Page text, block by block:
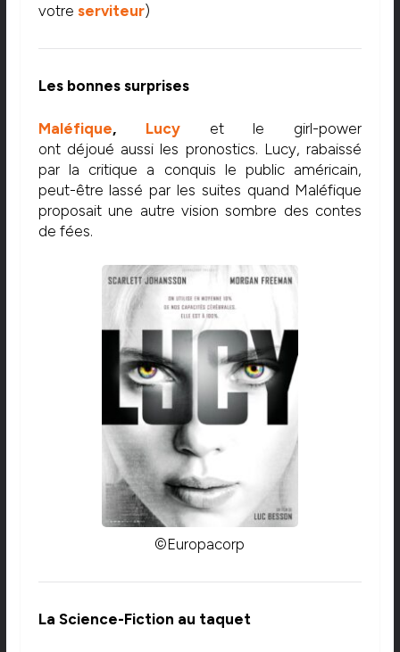
votre serviteur)
Les bonnes surprises
Maléfique, Lucy
et le girl-power
ont déjoué aussi les pronostics. Lucy, rabaissé
par la critique a conquis le public américain,
peut-être lassé par les suites quand Maléfique
proposait une autre vision sombre des contes
de fées.
©Europacorp
La Science-Fiction au taquet